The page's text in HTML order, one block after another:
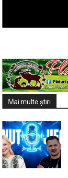
Mai multe ştiri